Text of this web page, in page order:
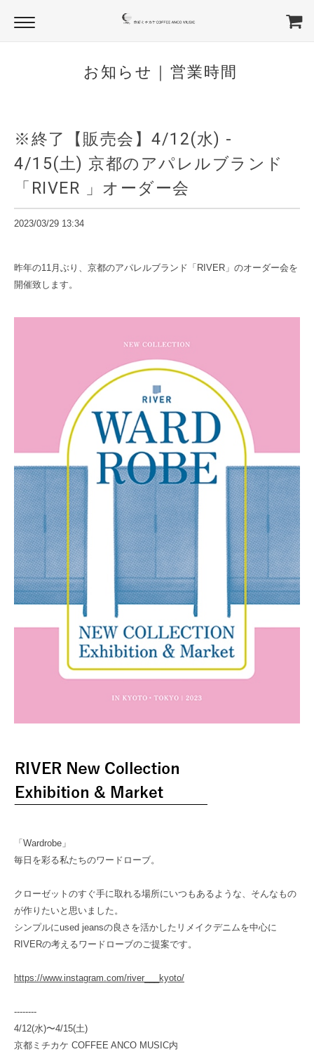
お知らせ｜営業時間
※終了【販売会】4/12(水) -
4/15(土) 京都のアパレルブランド
「RIVER 」オーダー会
2023/03/29 13:34
昨年の11月ぶり、京都のアパレルブランド「RIVER」のオーダー会を
開催致します。
「Wardrobe」
毎日を彩る私たちのワードローブ。
クローゼットのすぐ手に取れる場所にいつもあるような、そんなもの
が作りたいと思いました。
シンプルにused jeansの良さを活かしたリメイクデニムを中心に
RIVERの考えるワードローブのご提案です。
https://www.instagram.com/river___kyoto/
--------
4/12(水)〜4/15(土)
京都ミチカケ COFFEE ANCO MUSIC内